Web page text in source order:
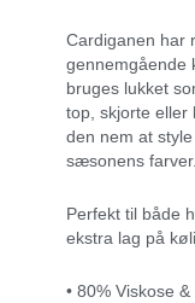
Cardiganen har
gennemgående
bruges lukket
top, skjorte eller
den nem at
sæsonens farver.
Perfekt til både
ekstra lag på
• 80% Viskose